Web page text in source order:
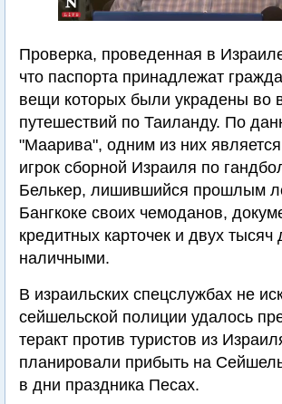
Проверка, проведенная в
что паспорта принадлежат
вещи которых были украдены во
путешествий по Таиланду. По
"Маарива", одним из них
игрок сборной Израиля по
Белькер, лишившийся прошлым
Бангкоке своих чемоданов,
кредитных карточек и двух тысяч
наличными.
В израильских спецслужбах не
сейшельской полиции удалось
теракт против туристов из
планировали прибыть на
в дни праздника Песах.